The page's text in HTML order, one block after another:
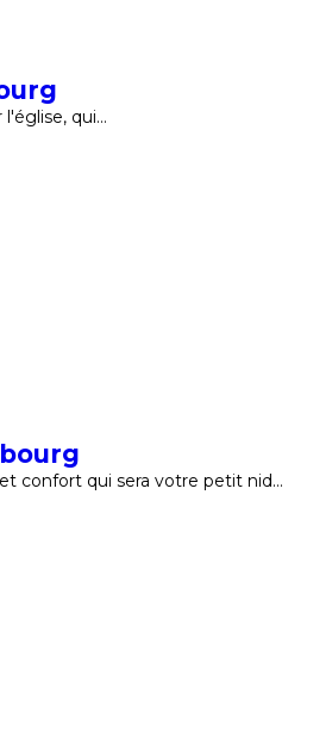
l'église, qui…
confort qui sera votre petit nid…